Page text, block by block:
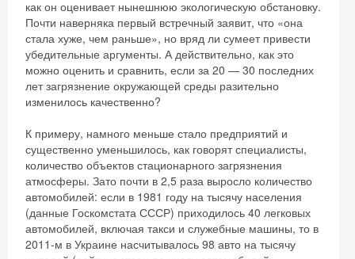
как он оценивает нынешнюю экологическую обстановку.
Почти наверняка первый встречный заявит, что «она
стала хуже, чем раньше», но вряд ли сумеет привести
убедительные аргументы. А действительно, как это
можно оценить и сравнить, если за 20 — 30 последних
лет загрязнение окружающей среды разительно
изменилось качественно?
К примеру, намного меньше стало предприятий и
существенно уменьшилось, как говорят специалисты,
количество объектов стационарного загрязнения
атмосферы. Зато почти в 2,5 раза выросло количество
автомобилей: если в 1981 году на тысячу населения
(данные Госкомстата СССР) приходилось 40 легковых
автомобилей, включая такси и служебные машины, то в
2011-м в Украине насчитывалось 98 авто на тысячу